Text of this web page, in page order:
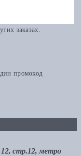
подарочную карту.
заказах.
промокод
стр.12, метро